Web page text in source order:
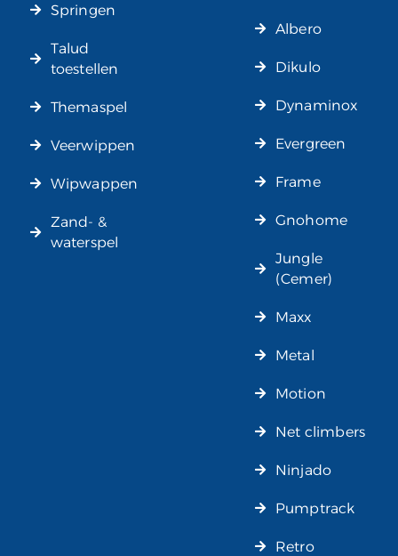
Springen
Talud
toestellen
Themaspel
Veerwippen
Wipwappen
Zand- &
waterspel
Albero
Dikulo
Dynaminox
Evergreen
Frame
Gnohome
Jungle
(Cemer)
Maxx
Metal
Motion
Net climbers
Ninjado
Pumptrack
Retro